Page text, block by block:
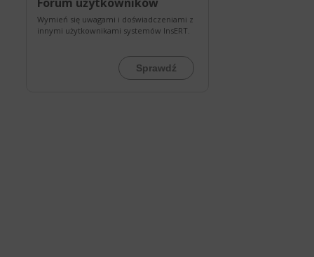
Wymień się uwagami i doświadczeniami z
innymi użytkownikami systemów InsERT.
Sprawdź